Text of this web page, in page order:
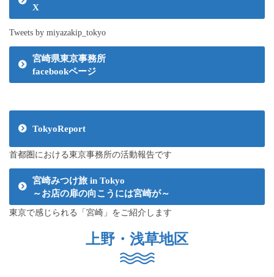
X
Tweets by miyazakip_tokyo
宮崎県東京事務所
facebookページ
TokyoReport
首都圏における東京事務所の活動報告です
宮崎みつけ旅 in Tokyo
～お店の扉の向こうには宮崎が～
東京で感じられる「宮崎」をご紹介します
上野・浅草地区